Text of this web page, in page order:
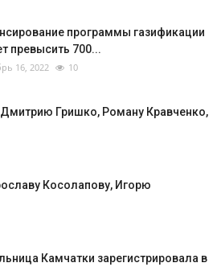
программы газификации
превысить 700...
16, 2022 10
Гришко, Роману Кравченко,
Косолапову, Игорю
Камчатки зарегистрировала в